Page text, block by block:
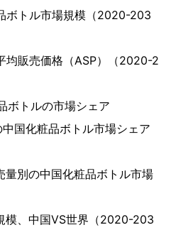
ボトル市場規模（2020-203
均販売価格（ASP）（2020-2
ボトルの市場シェア
国化粧品ボトル市場シェア
量別の中国化粧品ボトル市場
模、中国VS世界（2020-203